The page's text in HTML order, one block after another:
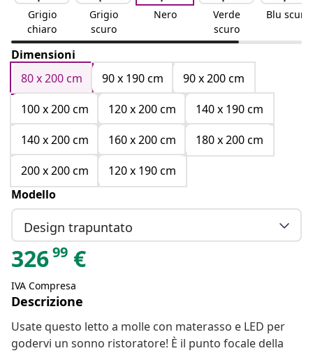
Grigio
chiaro
Grigio
scuro
Nero
Verde
scuro
Blu scuro
Dimensioni
80 x 200 cm
90 x 190 cm
90 x 200 cm
100 x 200 cm
120 x 200 cm
140 x 190 cm
140 x 200 cm
160 x 200 cm
180 x 200 cm
200 x 200 cm
120 x 190 cm
Modello
Design trapuntato
32699 €
IVA Compresa
Descrizione
Usate questo letto a molle con materasso e LED per
godervi un sonno ristoratore! È il punto focale della